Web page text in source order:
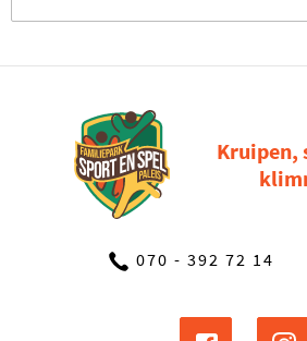
Kruipen,
070 - 392 72 14